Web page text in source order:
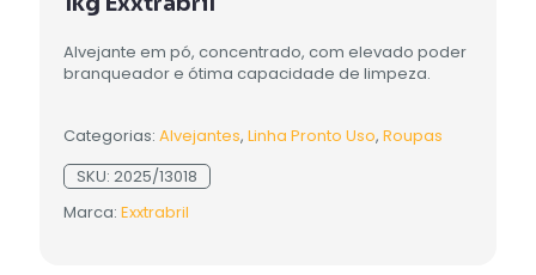
Alvejante em pó, concentrado, com elevado poder
branqueador e ótima capacidade de limpeza.
Categorias: Alvejantes, Linha Pronto Uso, Roupas
SKU: 2025/13018
Marca: Exxtrabril